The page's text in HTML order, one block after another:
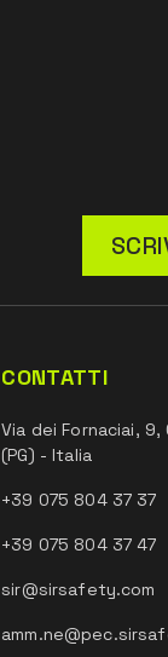
CONTATTI
Via dei Fornaciai, 9,
(PG) - Italia
+39 075 804 37 37
+39 075 804 37 47
sir@sirsafety.com